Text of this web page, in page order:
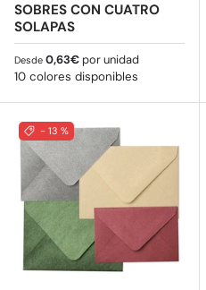
SOBRES CON CUATRO
SOLAPAS
Precio normal
Desde 0,63€ por unidad
10 colores disponibles
- 13 %